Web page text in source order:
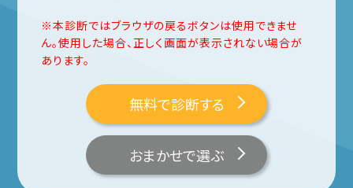
※本診断ではブラウザの戻るボタンは使用できませ
ん。使用した場合、正しく画面が表示されない場合が
あります。
無料で診断する
おまかせで選ぶ
お取り替えシミュレーション
他社とりかえレバ
お問い合わせ
お客様の声